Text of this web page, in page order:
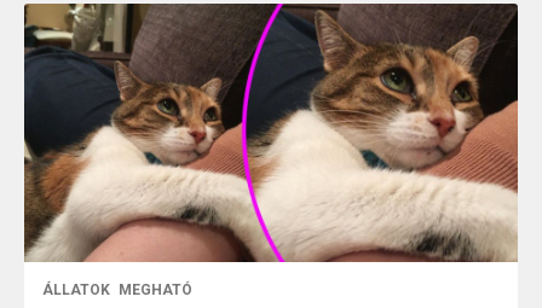
ÁLLATOK MEGHATÓ